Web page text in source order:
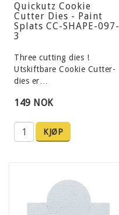
Quickutz Cookie
Cutter Dies - Paint
Splats CC-SHAPE-097-
3
Three cutting dies !
Utskiftbare Cookie Cutter-
dies er…
149 NOK
KJØP